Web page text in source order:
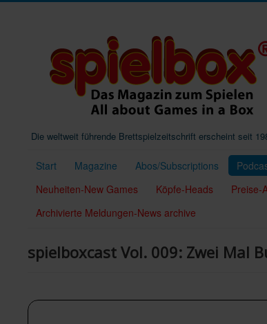
Die weltweit führende Brettspielzeitschrift erscheint seit
Start Magazine Abos/Subscriptions
Neuheiten-New Games
Köpfe-Heads Preise-
Archivierte Meldungen-News archive
spielboxcast Vol. 009: Zwei Mal